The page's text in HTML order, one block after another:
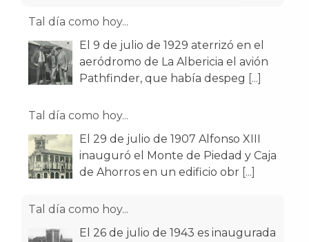
Tal día como hoy...
El 9 de julio de 1929 aterrizó en el
aeródromo de La Albericia el avión
Pathfinder, que había despeg
[...]
Tal día como hoy...
El 29 de julio de 1907 Alfonso XIII
inauguró el Monte de Piedad y Caja
de Ahorros en un edificio obr [...]
Tal día como hoy...
El 26 de julio de 1943 es inaugurada